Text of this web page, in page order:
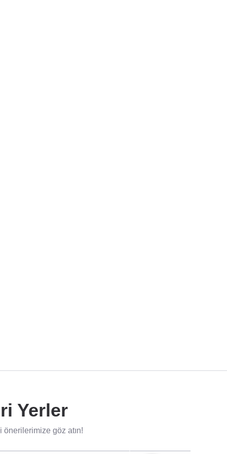
Yerler
göz atın!